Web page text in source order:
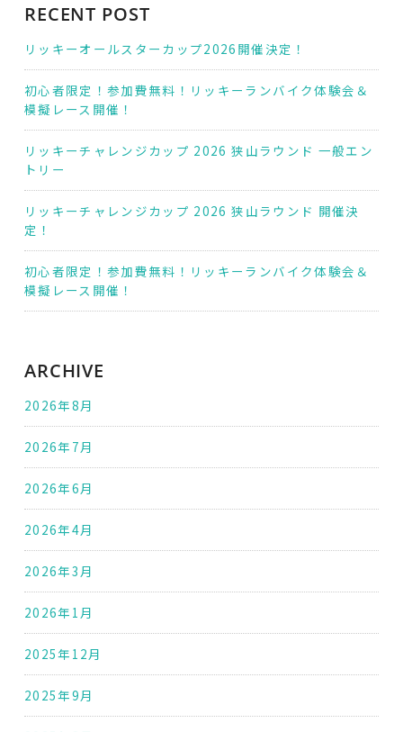
RECENT POST
リッキーオールスターカップ2026開催決定！
初心者限定！参加費無料！リッキーランバイク体験会＆
模擬レース開催！
リッキーチャレンジカップ 2026 狭山ラウンド 一般エン
トリー
リッキーチャレンジカップ 2026 狭山ラウンド 開催決
定！
初心者限定！参加費無料！リッキーランバイク体験会＆
模擬レース開催！
ARCHIVE
2026年8月
2026年7月
2026年6月
2026年4月
2026年3月
2026年1月
2025年12月
2025年9月